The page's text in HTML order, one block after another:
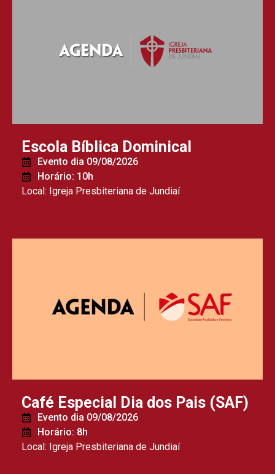
Escola Bíblica Dominical
Evento dia 09/08/2026
Horário: 10h
Local: Igreja Presbiteriana de Jundiaí
Café Especial Dia dos Pais (SAF)
Evento dia 09/08/2026
Horário: 8h
Local: Igreja Presbiteriana de Jundiaí